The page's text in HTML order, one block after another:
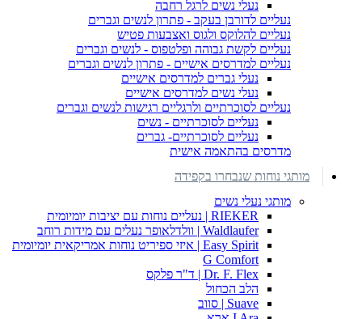
נעלי נשים לרגל רחבה
נעליים לדורבן בעקב - פתרון לנשים וגברים
נעליים להלוקס ולגוס ואצבעות פטיש
נעליים לקשת גבוהה ופלטפוס - לנשים וגברים
נעליים למדרסים אישיים - פתרון לנשים וגברים
נעלי גברים למדרסים אישיים
נעלי נשים למדרסים אישיים
נעליים לסוכרתיים ולרגליים רגישות לנשים וגברים
נעליים לסוכרתיים - נשים
נעליים לסוכרתיים- גברים
מדרסים בהתאמה אישית
מותגי נוחות שנבחרו בקפידה
מותגי נעלי נשים
RIEKER | נעליים נוחות עם יציבות יומיומית
Waldlaufer | וולדלאופר נעלים עם מידות רוחב
Easy Spirit | איזי ספיריט נוחות אמריקאית יומיומית
G Comfort
Dr. F. Flex | ד"ר פלקס
הלב הכחול
Suave | סווב